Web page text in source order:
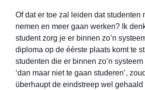
Of dat er toe zal leiden dat studenten
nemen en meer gaan werken? Ik
student zorg je er binnen zo’n
diploma op de éérste plaats komt te
studenten die er binnen zo’n
‘dan maar niet te gaan studeren’,
überhaupt de eindstreep wel